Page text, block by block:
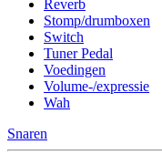
Reverb
Stomp/drumboxen
Switch
Tuner Pedal
Voedingen
Volume-/expressie
Wah
Snaren